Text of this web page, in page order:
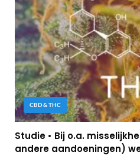
CBD & THC
Studie • Bij o.a.
andere aandoeningen)